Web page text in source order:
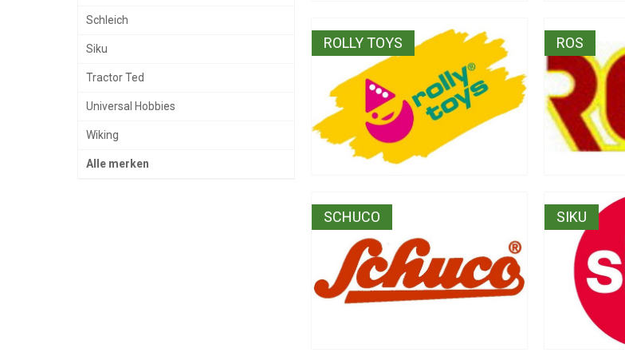
Schleich
Siku
Tractor Ted
Universal Hobbies
Wiking
Alle merken
ROLLY TOYS ROS
SCHUCO SIKU